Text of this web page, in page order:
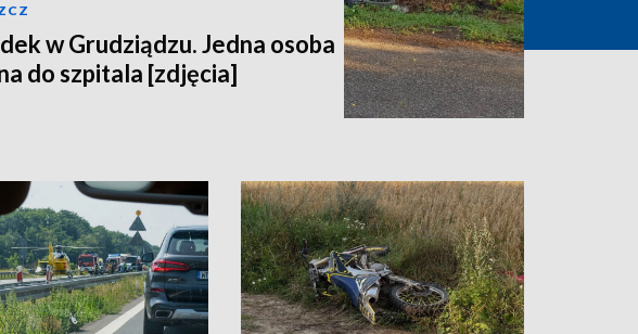
w Grudziądzu. Jedna osoba
do szpitala [zdjęcia]